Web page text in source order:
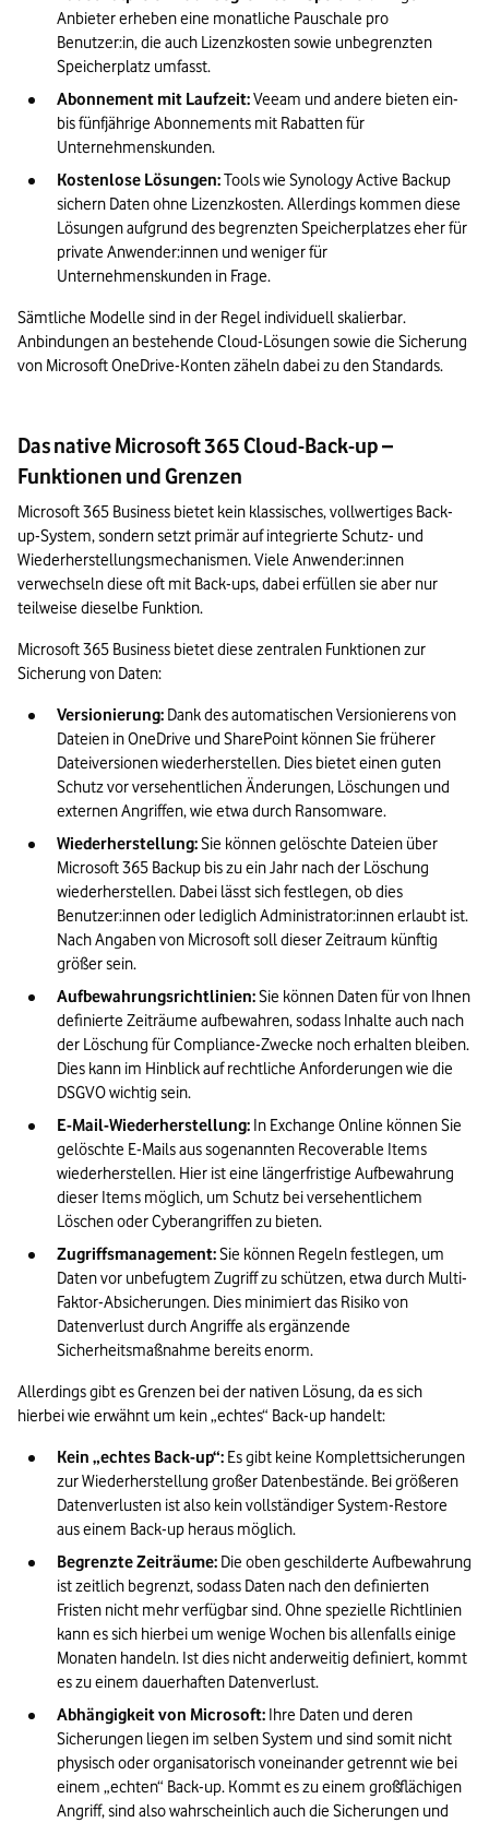
Anbieter erheben eine monatliche Pauschale pro
Benutzer:in, die auch Lizenzkosten sowie unbegrenzten
Speicherplatz umfasst.
Abonnement mit Laufzeit: Veeam und andere bieten ein-
bis fünfjährige Abonnements mit Rabatten für
Unternehmenskunden.
Kostenlose Lösungen: Tools wie Synology Active Backup
sichern Daten ohne Lizenzkosten. Allerdings kommen diese
Lösungen aufgrund des begrenzten Speicherplatzes eher für
private Anwender:innen und weniger für
Unternehmenskunden in Frage.
Sämtliche Modelle sind in der Regel individuell skalierbar.
Anbindungen an bestehende Cloud-Lösungen sowie die Sicherung
von Microsoft OneDrive-Konten zäheln dabei zu den Standards.
Das native Microsoft 365 Cloud-Back-up –
Funktionen und Grenzen
Microsoft 365 Business bietet kein klassisches, vollwertiges Back-
up-System, sondern setzt primär auf integrierte Schutz- und
Wiederherstellungsmechanismen. Viele Anwender:innen
verwechseln diese oft mit Back-ups, dabei erfüllen sie aber nur
teilweise dieselbe Funktion.
Microsoft 365 Business bietet diese zentralen Funktionen zur
Sicherung von Daten:
Versionierung: Dank des automatischen Versionierens von
Dateien in OneDrive und SharePoint können Sie früherer
Dateiversionen wiederherstellen. Dies bietet einen guten
Schutz vor versehentlichen Änderungen, Löschungen und
externen Angriffen, wie etwa durch Ransomware.
Wiederherstellung: Sie können gelöschte Dateien über
Microsoft 365 Backup bis zu ein Jahr nach der Löschung
wiederherstellen. Dabei lässt sich festlegen, ob dies
Benutzer:innen oder lediglich Administrator:innen erlaubt ist.
Nach Angaben von Microsoft soll dieser Zeitraum künftig
größer sein.
Aufbewahrungsrichtlinien: Sie können Daten für von Ihnen
definierte Zeiträume aufbewahren, sodass Inhalte auch nach
der Löschung für Compliance-Zwecke noch erhalten bleiben.
Dies kann im Hinblick auf rechtliche Anforderungen wie die
DSGVO wichtig sein.
E-Mail-Wiederherstellung: In Exchange Online können Sie
gelöschte E-Mails aus sogenannten Recoverable Items
wiederherstellen. Hier ist eine längerfristige Aufbewahrung
dieser Items möglich, um Schutz bei versehentlichem
Löschen oder Cyberangriffen zu bieten.
Zugriffsmanagement: Sie können Regeln festlegen, um
Daten vor unbefugtem Zugriff zu schützen, etwa durch Multi-
Faktor-Absicherungen. Dies minimiert das Risiko von
Datenverlust durch Angriffe als ergänzende
Sicherheitsmaßnahme bereits enorm.
Allerdings gibt es Grenzen bei der nativen Lösung, da es sich
hierbei wie erwähnt um kein „echtes“ Back-up handelt:
Kein „echtes Back-up“: Es gibt keine Komplettsicherungen
zur Wiederherstellung großer Datenbestände. Bei größeren
Datenverlusten ist also kein vollständiger System-Restore
aus einem Back-up heraus möglich.
Begrenzte Zeiträume: Die oben geschilderte Aufbewahrung
ist zeitlich begrenzt, sodass Daten nach den definierten
Fristen nicht mehr verfügbar sind. Ohne spezielle Richtlinien
kann es sich hierbei um wenige Wochen bis allenfalls einige
Monaten handeln. Ist dies nicht anderweitig definiert, kommt
es zu einem dauerhaften Datenverlust.
Abhängigkeit von Microsoft: Ihre Daten und deren
Sicherungen liegen im selben System und sind somit nicht
physisch oder organisatorisch voneinander getrennt wie bei
einem „echten“ Back-up. Kommt es zu einem großflächigen
Angriff, sind also wahrscheinlich auch die Sicherungen und